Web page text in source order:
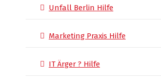
Unfall Berlin Hilfe
Marketing Praxis Hilfe
IT Ärger ? Hilfe